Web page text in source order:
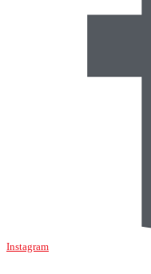
Instagram